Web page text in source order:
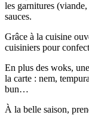
les garnitures
sauces.
Grâce à la cuisine
cuisiniers pour
En plus des woks,
la carte : nem,
bun…
À la belle saison,